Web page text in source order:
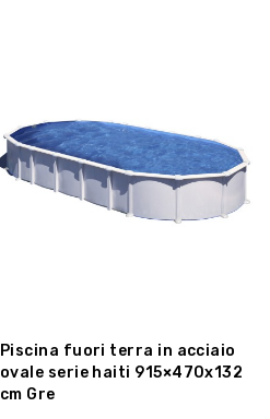
Piscina fuori terra in acciaio
ovale serie haiti 915×470x132
cm Gre